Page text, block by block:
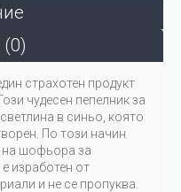
страхотен продукт
чудесен пепелник за
в синьо, която
По този начин
на шофьора за
изработен от
и не се пропуква.